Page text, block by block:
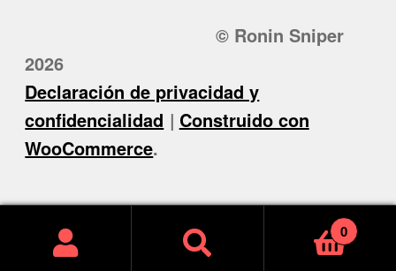
© Ronin Sniper
2026
Declaración de privacidad y
confidencialidad
Construido con
WooCommerce.
0